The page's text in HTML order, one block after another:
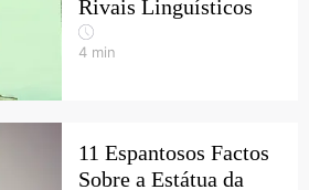
Rivais Linguísticos
4 min
11 Espantosos Factos
Sobre a Estátua da